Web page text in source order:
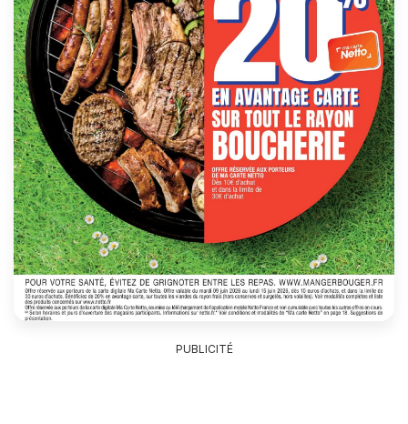
PUBLICITÉ